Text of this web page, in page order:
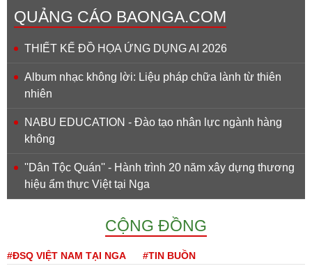
QUẢNG CÁO BAONGA.COM
THIẾT KẾ ĐỒ HỌA ỨNG DỤNG AI 2026
Album nhạc không lời: Liệu pháp chữa lành từ thiên
nhiên
NABU EDUCATION - Đào tạo nhân lực ngành hàng
không
''Dân Tộc Quán'' - Hành trình 20 năm xây dựng thương
hiệu ẩm thực Việt tại Nga
CỘNG ĐỒNG
#ĐSQ VIỆT NAM TẠI NGA #TIN BUỒN